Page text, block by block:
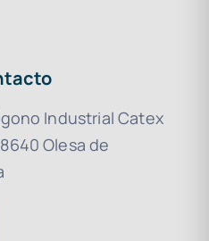
Industrial Catex
Olesa de